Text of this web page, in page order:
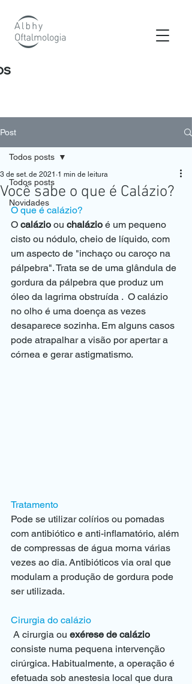
Post
Todos posts
Novidades
Todos posts
Você sabe o que é Calázio?
3 de set. de 2021 1 min de leitura
O que é calázio?
O calázio ou chalázio é um pequeno
cisto ou nódulo, cheio de líquido, com
um aspecto de "inchaço ou caroço na
pálpebra". Trata se de uma glândula de
gordura da pálpebra que produz um
óleo da lagrima obstruída .  O calázio
no olho é uma doença as vezes
desaparece sozinha. Em alguns casos
pode atrapalhar a visão por apertar a
córnea e gerar astigmatismo.
Tratamento
Pode se utilizar colírios ou pomadas
com antibiótico e anti-inflamatório, além
de compressas de água morna várias
vezes ao dia. Antibióticos via oral que
modulam a produção de gordura pode
ser utilizada.
Cirurgia do calázio
A cirurgia ou exérese de calázio
consiste numa pequena intervenção
cirúrgica. Habitualmente, a operação é
efetuada sob anestesia local que dura